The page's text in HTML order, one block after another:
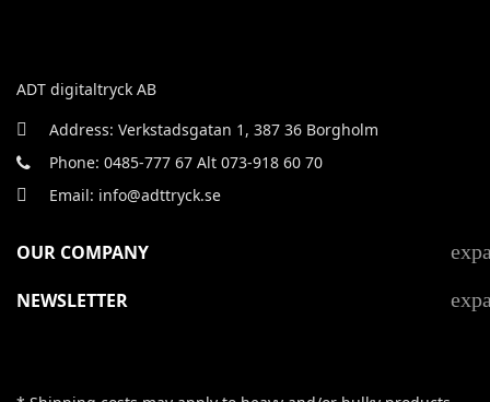
ADT digitaltryck AB
Address: Verkstadsgatan 1, 387 36 Borgholm
Phone: 0485-777 67 Alt 073-918 60 70
Email: info@adttryck.se
OUR COMPANY
NEWSLETTER